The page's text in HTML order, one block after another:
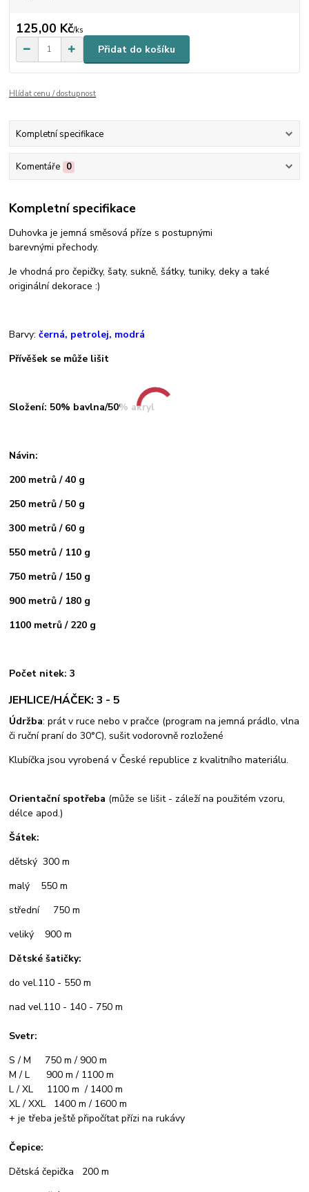
125,00 Kč/ks
Přidat do košíku
Hlídat cenu / dostupnost
Kompletní specifikace
Komentáře 0
Kompletní specifikace
Duhovka je jemná směsová příze s postupnými
barevnými přechody.
Je vhodná pro čepičky, šaty, sukně, šátky, tuniky, deky a také
originální dekorace :)
Barvy:černá, petrolej, modrá
Přívěšek se může lišit
Složení: 50% bavlna/50% akryl
Návin:
200 metrů / 40 g
250 metrů / 50 g
300 metrů / 60 g
550 metrů / 110 g
750 metrů / 150 g
900 metrů / 180 g
1100 metrů / 220 g
Počet nitek: 3
JEHLICE/HÁČEK: 3 - 5
Údržba: prát v ruce nebo v pračce (program na jemná prádlo, vlna
či ruční praní do 30°C), sušit vodorovně rozložené
Klubíčka jsou vyrobená v České republice z kvalitního materiálu.
Orientační spotřeba (může se lišit - záleží na použitém vzoru,
délce apod.)
Šátek:
dětský 300 m
malý 550 m
střední 750 m
veliký 900 m
Dětské šatičky:
do vel.110 - 550 m
nad vel.110 - 140 - 750 m
Svetr:
S / M 750 m / 900 m
M / L 900 m / 1100 m
L / XL 1100 m / 1400 m
XL / XXL 1400 m / 1600 m
+ je třeba ještě připočítat přízi na rukávy
Čepice:
Dětská čepička 200 m